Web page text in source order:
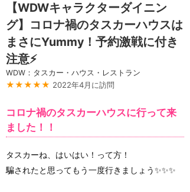
【WDWキャラクターダイニン
グ】コロナ禍のタスカーハウスは
まさにYummy！予約激戦に付き
注意⚡️
WDW：タスカー・ハウス・レストラン
★★★★★ 2022年4月に訪問
コロナ禍のタスカーハウスに行って来
ました！！
タスカーね、はいはい！って方！
騙されたと思ってもう一度行きましょう✨✨✨